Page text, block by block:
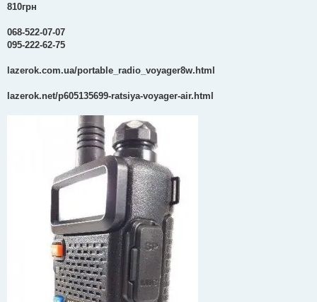
810грн
068-522-07-07
095-222-62-75
lazerok.com.ua/portable_radio_voyager8w.html
lazerok.net/p605135699-ratsiya-voyager-air.html